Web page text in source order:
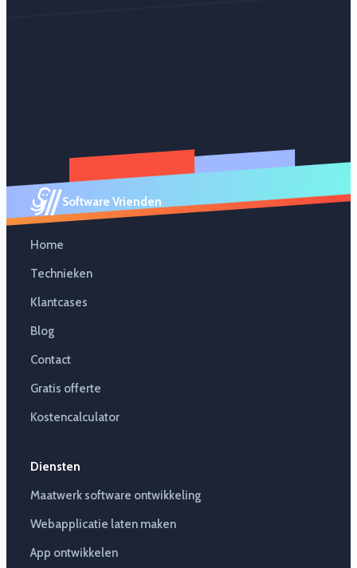
Software Vrienden
Home
Technieken
Klantcases
Blog
Contact
Gratis offerte
Kostencalculator
Diensten
Maatwerk software ontwikkeling
Webapplicatie laten maken
App ontwikkelen